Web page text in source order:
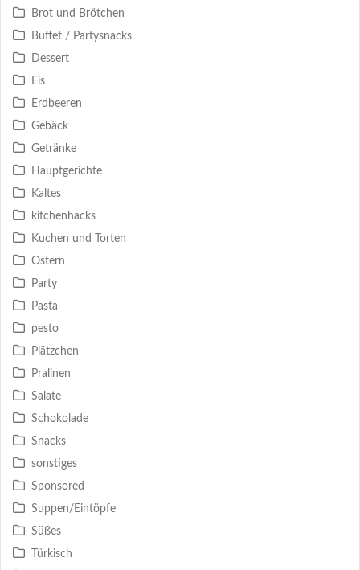
Brot und Brötchen
Buffet / Partysnacks
Dessert
Eis
Erdbeeren
Gebäck
Getränke
Hauptgerichte
Kaltes
kitchenhacks
Kuchen und Torten
Ostern
Party
Pasta
pesto
Plätzchen
Pralinen
Salate
Schokolade
Snacks
sonstiges
Sponsored
Suppen/Eintöpfe
Süßes
Türkisch